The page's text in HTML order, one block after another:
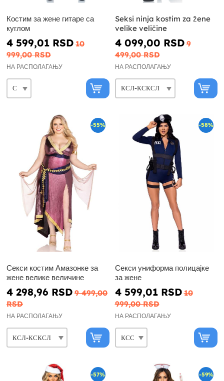
Костим за жене гитаре са
куглом
4 599,01 RSD 10
999,00 RSD
НА РАСПОЛАГАЊУ
Seksi ninja kostim za žene
velike veličine
4 099,00 RSD 9
499,00 RSD
НА РАСПОЛАГАЊУ
-55%
Секси костим Амазонке за
жене велике величине
4 298,96 RSD 9 499,00
RSD
НА РАСПОЛАГАЊУ
-58%
Секси униформа полицајке
за жене
4 599,01 RSD 10
999,00 RSD
НА РАСПОЛАГАЊУ
-57% -59%